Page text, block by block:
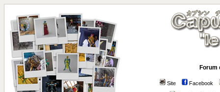
Forum
Site Facebook